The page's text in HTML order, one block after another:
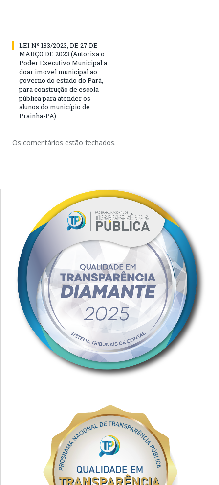
LEI Nº 133/2023, DE 27 DE
MARÇO DE 2023 (Autoriza o
Poder Executivo Municipal a
doar imovel municipal ao
governo do estado do Pará,
para construção de escola
pública para atender os
alunos do município de
Prainha-PA)
Os comentários estão fechados.